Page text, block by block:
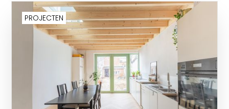
PROJECTEN